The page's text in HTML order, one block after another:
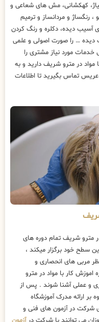
کهکشانی، مش های شعاعی و
رنگساژ و مردانساز و ترمیم
آسیب دیده، دکلره و رنگ کردن
… را صورت اصولی و علمی
خدمات مورد نیاز مشتری را
مواد در مترو شریف دارید و به
عریس تماس بگیرید تا اطلاعات
مترو شریف تمام دوره های
سطح خود برگزار میکند ،
مربی های انحصاری و
کار با مواد در مترو
و عملی آشنا شوند . پس از
بر ارائه مدرک آموزشگاه
شرکت در آزمون های فنی و